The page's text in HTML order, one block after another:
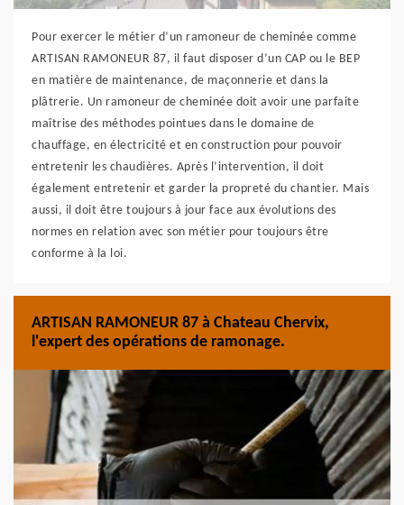
Pour exercer le métier d’un ramoneur de cheminée comme
ARTISAN RAMONEUR 87, il faut disposer d’un CAP ou le BEP
en matière de maintenance, de maçonnerie et dans la
plâtrerie. Un ramoneur de cheminée doit avoir une parfaite
maîtrise des méthodes pointues dans le domaine de
chauffage, en électricité et en construction pour pouvoir
entretenir les chaudières. Après l’intervention, il doit
également entretenir et garder la propreté du chantier. Mais
aussi, il doit être toujours à jour face aux évolutions des
normes en relation avec son métier pour toujours être
conforme à la loi.
ARTISAN RAMONEUR 87 à Chateau Chervix,
l'expert des opérations de ramonage.